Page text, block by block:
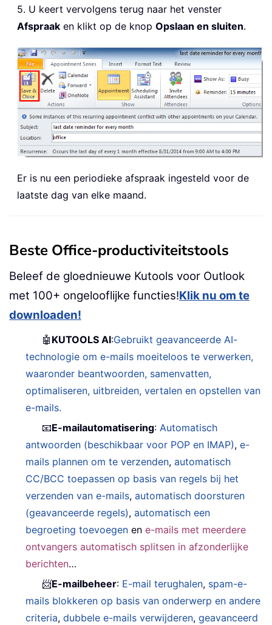
5. U keert vervolgens terug naar het venster
Afspraak en klikt op de knop Opslaan en sluiten.
Er is nu een periodieke afspraak ingesteld voor de
laatste dag van elke maand.
Beste Office-productiviteitstools
Beleef de gloednieuwe Kutools voor Outlook
met 100+ ongelooflijke functies!Klik nu om te
downloaden!
🤖 KUTOOLS AI:Gebruikt geavanceerde AI-
technologie om e-mails moeiteloos te verwerken,
waaronder beantwoorden, samenvatten,
optimaliseren, uitbreiden, vertalen en opstellen van
e-mails.
📧E-mailautomatisering:Automatisch
antwoorden (beschikbaar voor POP en IMAP),e-
mails plannen om te verzenden,automatisch
CC/BCC toepassen op basis van regels bij het
verzenden van e-mails,automatisch doorsturen
(geavanceerde regels),automatisch een
begroeting toevoegen ene-mails met meerdere
ontvangers automatisch splitsen in afzonderlijke
berichten…
📨E-mailbeheer: E-mail terughalen, spam-e-
mails blokkeren op basis van onderwerp en andere
criteria,dubbele e-mails verwijderen,geavanceerd